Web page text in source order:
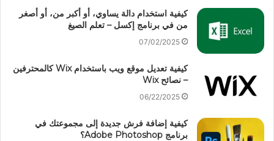
كيفية استخدام دالة يساوي، أو أكبر من، أو أصغر
من في برنامج إكسل – تعلم الصيغ
07/02/2025
كيفية تعديل موقع ويب باستخدام Wix كالمحترفين
– نصائح Wix
06/22/2025
كيفية إضافة فرش جديدة إلى مجموعتك في
برنامج Adobe Photoshop؟